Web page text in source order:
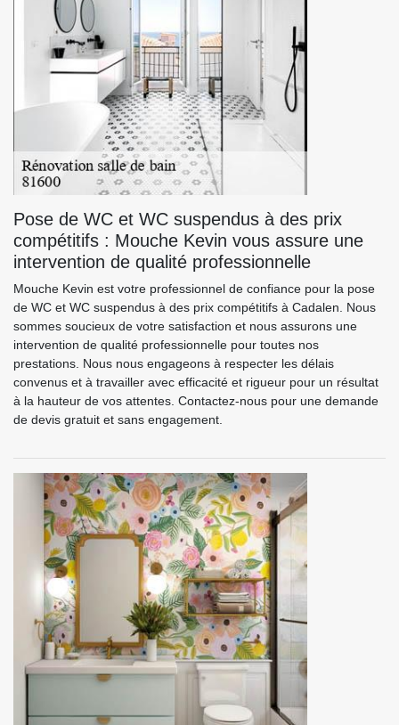
Pose de WC et WC suspendus à des prix
compétitifs : Mouche Kevin vous assure une
intervention de qualité professionnelle
Mouche Kevin est votre professionnel de confiance pour la pose
de WC et WC suspendus à des prix compétitifs à Cadalen. Nous
sommes soucieux de votre satisfaction et nous assurons une
intervention de qualité professionnelle pour toutes nos
prestations. Nous nous engageons à respecter les délais
convenus et à travailler avec efficacité et rigueur pour un résultat
à la hauteur de vos attentes. Contactez-nous pour une demande
de devis gratuit et sans engagement.